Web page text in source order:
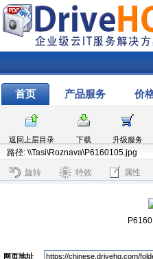
首页 产品服务 价
返回上层目录 下载
升级服务
路径: \\Tasi\Roznava\P6160105.jpg
旋转 特效 属性
网页地址